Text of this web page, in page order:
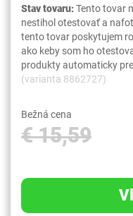
Stav tovaru:Tento tovar
nestihol otestovať a
tento tovar poskytujem
ako keby som ho
produkty automaticky
(varianta 8862727)
Bežná cena
€ 15,59